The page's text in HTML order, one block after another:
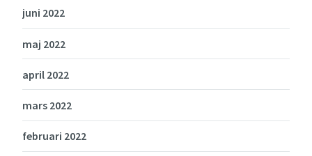
juni 2022
maj 2022
april 2022
mars 2022
februari 2022